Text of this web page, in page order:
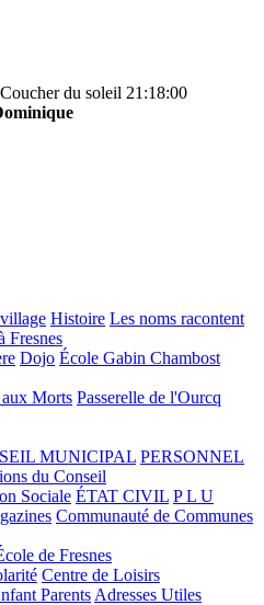
Coucher du soleil 21:18:00
Histoire Les noms racontent
Fresnes
Dojo École Gabin Chambost
Morts Passerelle de l'Ourcq
MUNICIPAL PERSONNEL
du Conseil
Sociale ÉTAT CIVIL P L U
Communauté de Communes
de Fresnes
Centre de Loisirs
Parents Adresses Utiles